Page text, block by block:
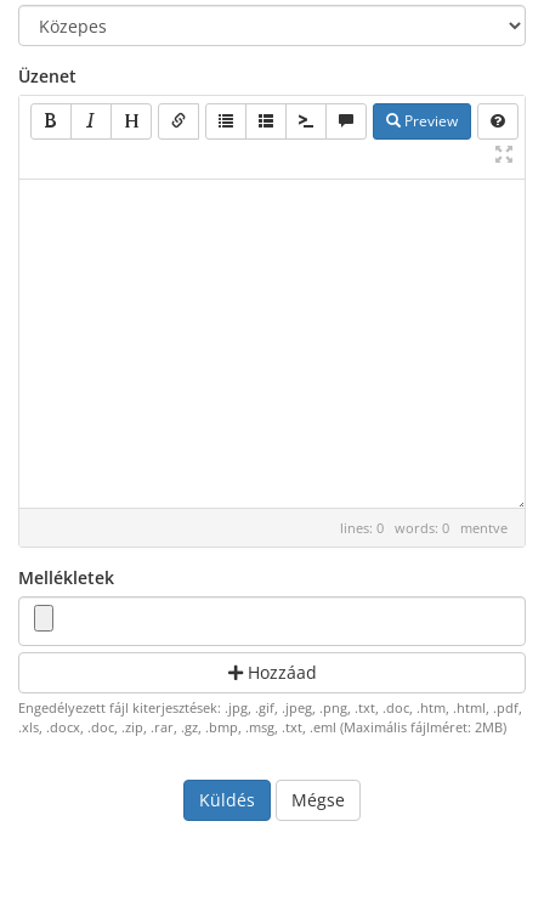
Üzenet
Preview
lines: 0 words: 0 mentve
Mellékletek
Hozzáad
Engedélyezett fájl kiterjesztések: .jpg, .gif, .jpeg, .png, .txt, .doc, .htm, .html, .pdf,
.xls, .docx, .doc, .zip, .rar, .gz, .bmp, .msg, .txt, .eml (Maximális fájlméret: 2MB)
Mégse